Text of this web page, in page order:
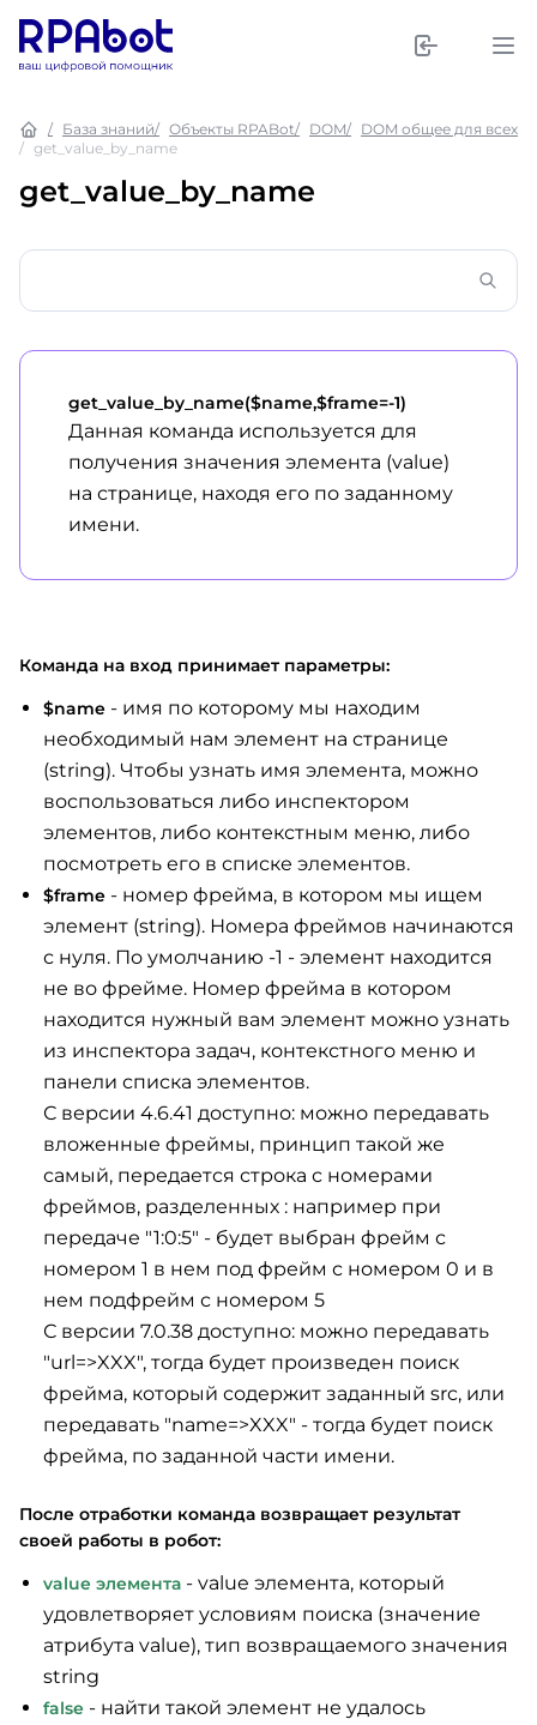
База знаний Объекты RPABot DOM
DOM общее для всех
get_value_by_name
get_value_by_name
get_value_by_name($name,$frame=-1)
Данная команда используется для
получения значения элемента (value)
на странице, находя его по заданному
имени.
Команда на вход принимает параметры:
$name - имя по которому мы находим
необходимый нам элемент на странице
(string). Чтобы узнать имя элемента, можно
воспользоваться либо инспектором
элементов, либо контекстным меню, либо
посмотреть его в списке элементов.
$frame - номер фрейма, в котором мы ищем
элемент (string). Номера фреймов начинаются
с нуля. По умолчанию -1 - элемент находится
не во фрейме. Номер фрейма в котором
находится нужный вам элемент можно узнать
из инспектора задач, контекстного меню и
панели списка элементов.
С версии 4.6.41 доступно: можно передавать
вложенные фреймы, принцип такой же
самый, передается строка с номерами
фреймов, разделенных : например при
передаче "1:0:5" - будет выбран фрейм с
номером 1 в нем под фрейм с номером 0 и в
нем подфрейм с номером 5
С версии 7.0.38 доступно: можно передавать
"url=>XXX", тогда будет произведен поиск
фрейма, который содержит заданный src, или
передавать "name=>XXX" - тогда будет поиск
фрейма, по заданной части имени.
После отработки команда возвращает результат
своей работы в робот:
value элемента - value элемента, который
удовлетворяет условиям поиска (значение
атрибута value), тип возвращаемого значения
string
false - найти такой элемент не удалось